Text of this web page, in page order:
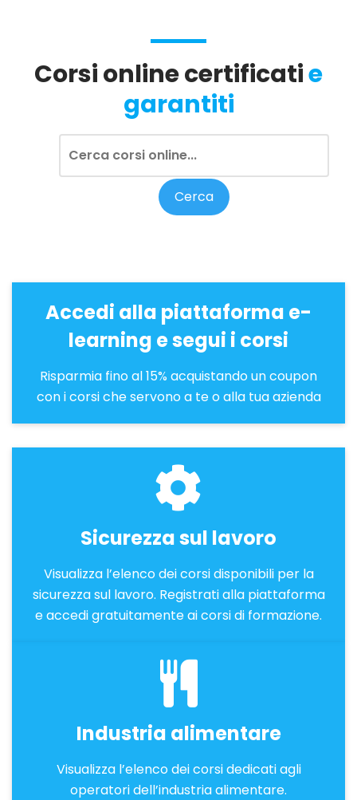
Corsi online certificatie
garantiti
Accedi alla piattaforma e-
learning e segui i corsi
Risparmia fino al 15% acquistando un coupon
con i corsi che servono a te o alla tua azienda
Sicurezza sul lavoro
Visualizza l’elenco dei corsi disponibili per la
sicurezza sul lavoro. Registrati alla piattaforma
e accedi gratuitamente ai corsi di formazione.
Industria alimentare
Visualizza l’elenco dei corsi dedicati agli
operatori dell’industria alimentare.